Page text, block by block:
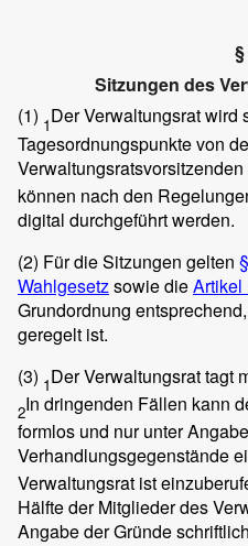
Sitzungen des
(1) 1Der Verwaltungsrat wird
Tagesordnungspunkte von
können nach den
digital durchgeführt werden.
(2) Für die Sitzungen gelten
Wahlgesetzsowie dieArtikel
Grundordnung
geregelt ist.
(3) 1Der Verwaltungsrat tagt
2In dringenden Fällen kann
formlos und nur unter
Verhandlungsgegenstände
Verwaltungsrat ist
Hälfte der Mitglieder des
Angabe der Gründe